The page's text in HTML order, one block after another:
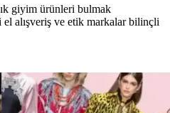
giyim ürünleri bulmak
alışveriş ve etik markalar bilinçli